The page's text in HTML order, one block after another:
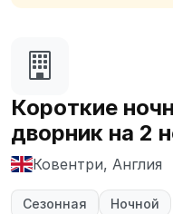
Короткие
дворник на 2
Ковентри, Англия
Сезонная Ночной